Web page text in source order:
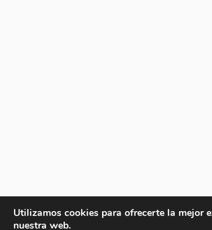
Utilizamos cookies para ofrecerte la mejor
nuestra web.